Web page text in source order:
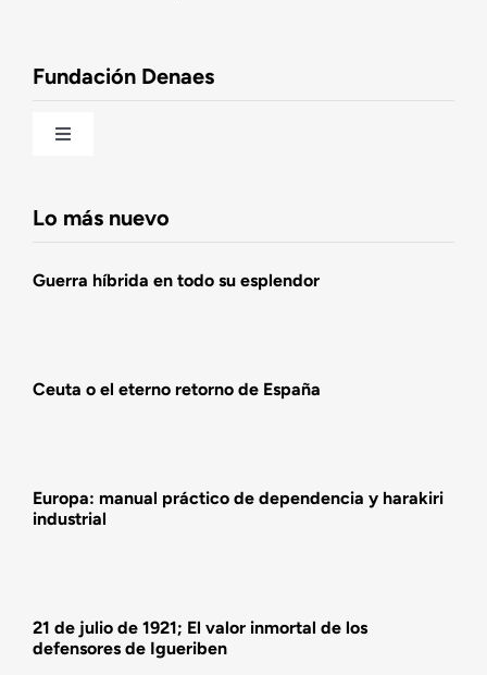
Fundación Denaes
Toggle
Lo más nuevo
Guerra híbrida en todo su esplendor
Ceuta o el eterno retorno de España
Europa: manual práctico de dependencia y harakiri
industrial
21 de julio de 1921; El valor inmortal de los
defensores de Igueriben